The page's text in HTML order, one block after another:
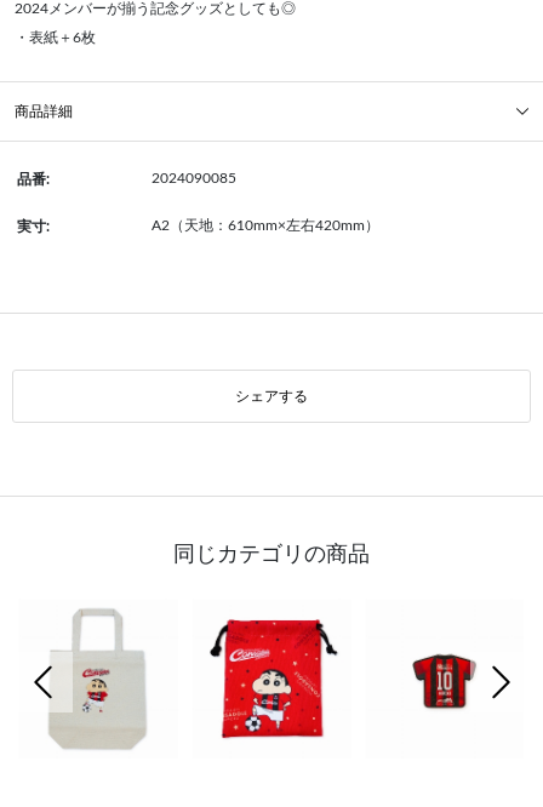
2024メンバーが揃う記念グッズとしても◎
・表紙＋6枚
商品詳細
品番: 2024090085
実寸: A2（天地：610mm×左右420mm）
シェアする
同じカテゴリの商品
前の画像